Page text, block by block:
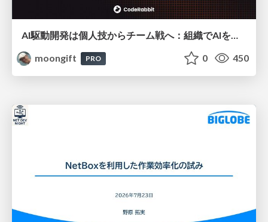
AI駆動開発は個人技からチーム戦へ：組織でAIを使いこなすための実践設計
moongift
PRO 0 450